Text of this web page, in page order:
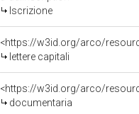
Iscrizione
<https://w3id.org/arco/
lettere capitali
<https://w3id.org/arco/
documentaria